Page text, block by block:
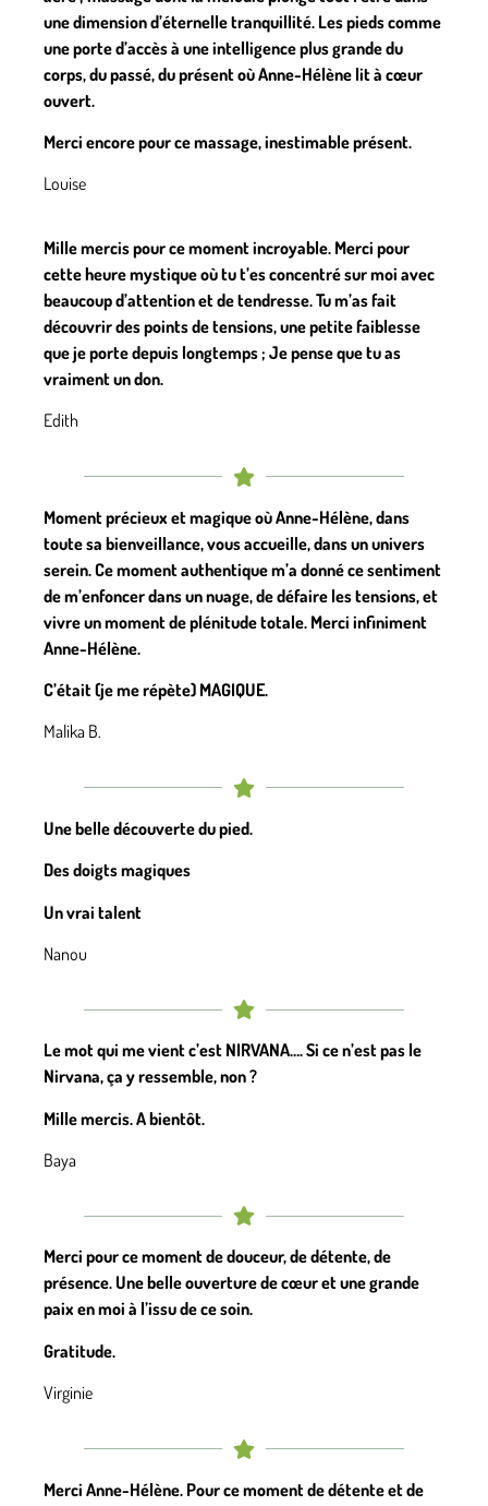
une dimension d’éternelle tranquillité. Les pieds comme
une porte d’accès à une intelligence plus grande du
corps, du passé, du présent où Anne-Hélène lit à cœur
ouvert.
Merci encore pour ce massage, inestimable présent.
Louise
Mille mercis pour ce moment incroyable. Merci pour
cette heure mystique où tu t’es concentré sur moi avec
beaucoup d’attention et de tendresse. Tu m’as fait
découvrir des points de tensions, une petite faiblesse
que je porte depuis longtemps ; Je pense que tu as
vraiment un don.
Edith
Moment précieux et magique où Anne-Hélène, dans
toute sa bienveillance, vous accueille, dans un univers
serein. Ce moment authentique m’a donné ce sentiment
de m’enfoncer dans un nuage, de défaire les tensions, et
vivre un moment de plénitude totale. Merci infiniment
Anne-Hélène.
C’était (je me répète) MAGIQUE.
Malika B.
Une belle découverte du pied.
Des doigts magiques
Un vrai talent
Nanou
Le mot qui me vient c’est NIRVANA…. Si ce n’est pas le
Nirvana, ça y ressemble, non ?
Mille mercis. A bientôt.
Baya
Merci pour ce moment de douceur, de détente, de
présence. Une belle ouverture de cœur et une grande
paix en moi à l’issu de ce soin.
Gratitude.
Virginie
Merci Anne-Hélène. Pour ce moment de détente et de